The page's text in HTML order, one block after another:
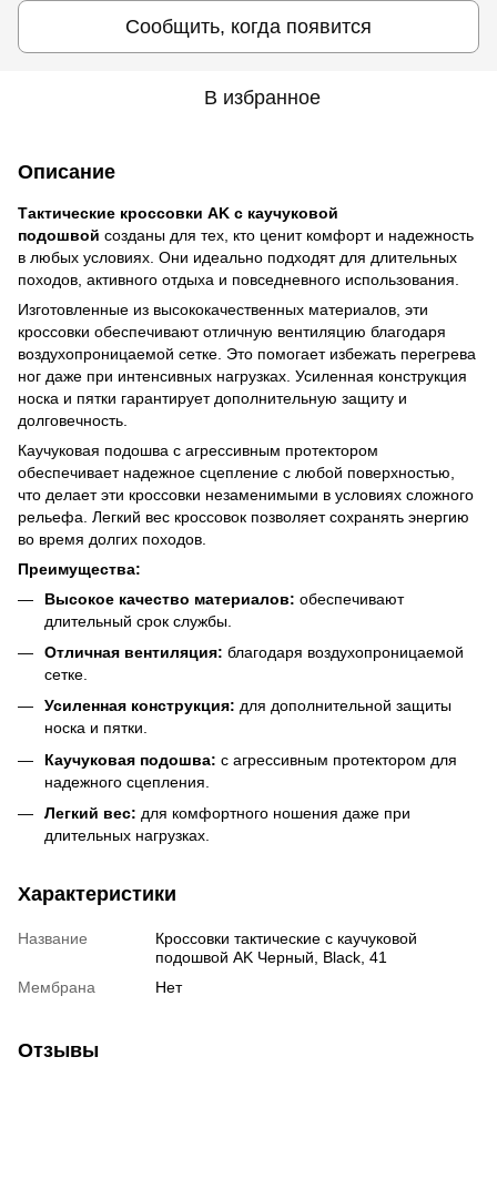
Сообщить, когда появится
В избранное
Описание
Тактические кроссовки AK с каучуковой
подошвой созданы для тех, кто ценит комфорт и надежность
в любых условиях. Они идеально подходят для длительных
походов, активного отдыха и повседневного использования.
Изготовленные из высококачественных материалов, эти
кроссовки обеспечивают отличную вентиляцию благодаря
воздухопроницаемой сетке. Это помогает избежать перегрева
ног даже при интенсивных нагрузках. Усиленная конструкция
носка и пятки гарантирует дополнительную защиту и
долговечность.
Каучуковая подошва с агрессивным протектором
обеспечивает надежное сцепление с любой поверхностью,
что делает эти кроссовки незаменимыми в условиях сложного
рельефа. Легкий вес кроссовок позволяет сохранять энергию
во время долгих походов.
Преимущества:
Высокое качество материалов: обеспечивают
длительный срок службы.
Отличная вентиляция: благодаря воздухопроницаемой
сетке.
Усиленная конструкция: для дополнительной защиты
носка и пятки.
Каучуковая подошва: с агрессивным протектором для
надежного сцепления.
Легкий вес: для комфортного ношения даже при
длительных нагрузках.
Характеристики
Название
Кроссовки тактические с каучуковой
подошвой AK Черный, Black, 41
Мембрана
Нет
Отзывы